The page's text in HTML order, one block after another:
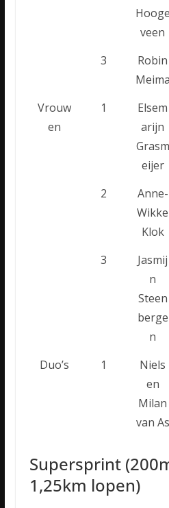
Hooge
veen
3
Robin
Meima
Vrouw
en
1
Elsem
arijn
Grasm
eijer
2
Anne-
Wikke
Klok
3
Jasmij
n
Steen
berge
n
Duo’s 1
Niels
en
Milan
van As
Supersprint
1,25km lopen)